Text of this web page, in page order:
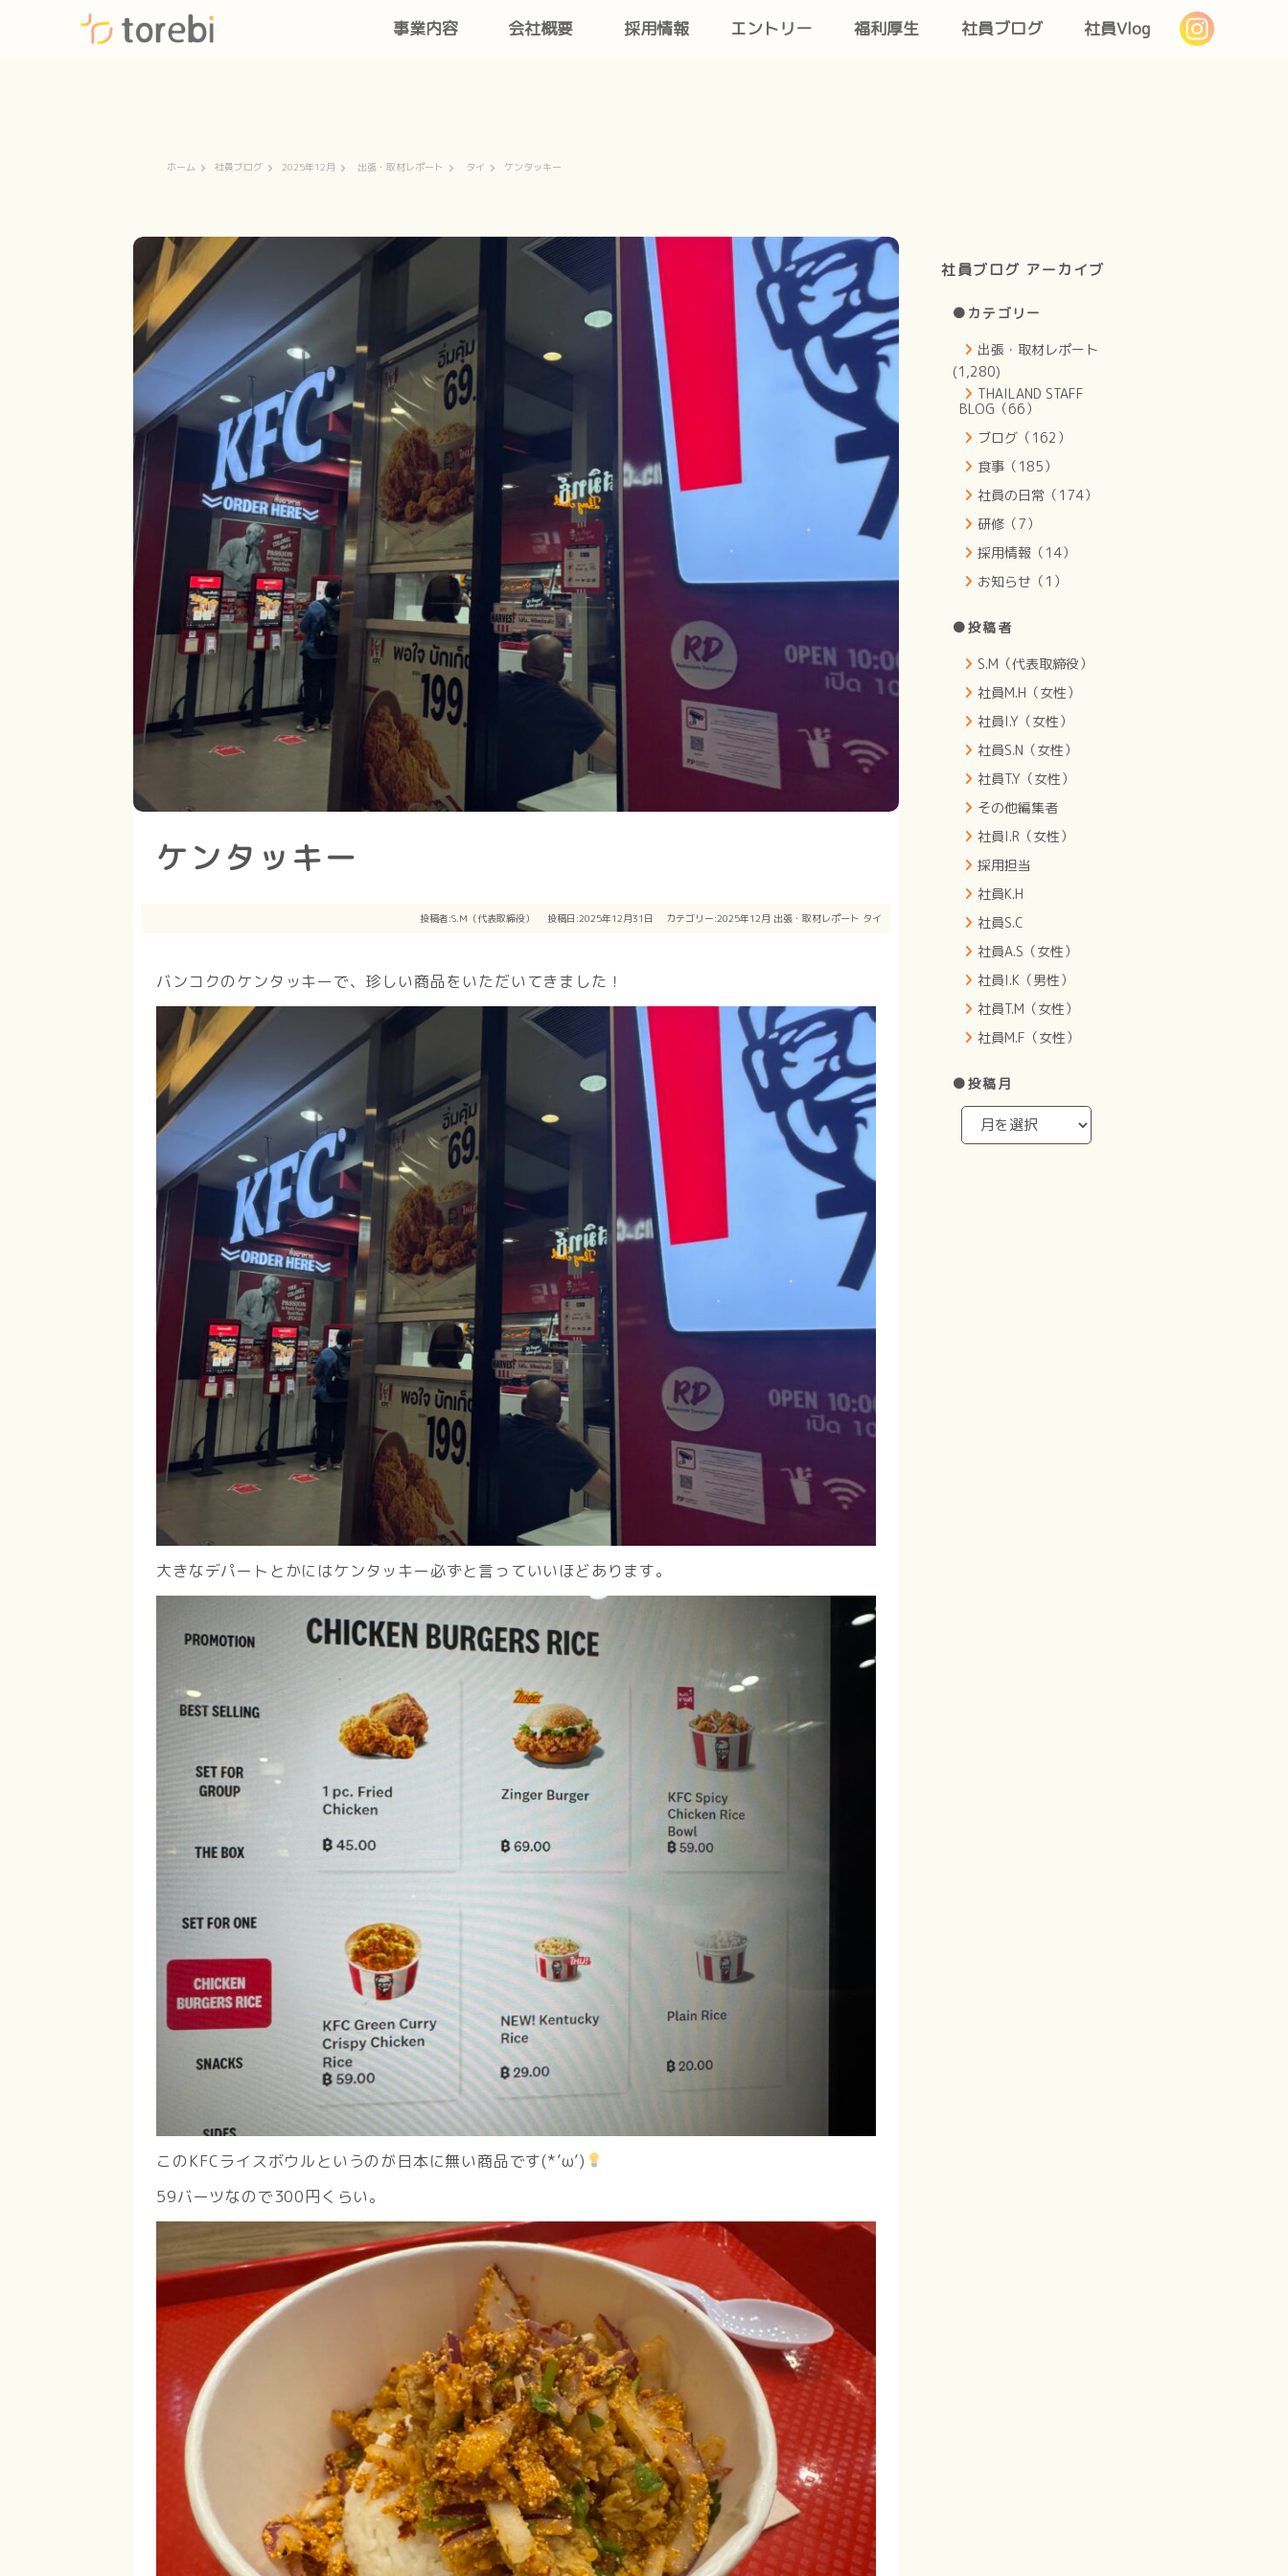
事業内容 会社概要 採用情報 エントリー 福利厚生 社員ブログ 社員Vlog
ホーム 社員ブログ 2025年12月 出張・取材レポート タイ ケンタッキー
ケンタッキー
投稿者:S.M（代表取締役） 投稿日:2025年12月31日 カテゴリー:2025年12月 出張・取材レポート タイ
バンコクのケンタッキーで、珍しい商品をいただいてきました！
大きなデパートとかにはケンタッキー必ずと言っていいほどあります。
このKFCライスボウルというのが日本に無い商品です(*’ω’)
59バーツなので300円くらい。
社員ブログ アーカイブ
●カテゴリー
出張・取材レポート
(1,280)
THAILAND STAFF
BLOG（66）
ブログ（162）
食事（185）
社員の日常（174）
研修（7）
採用情報（14）
お知らせ（1）
●投稿者
S.M（代表取締役）
社員M.H（女性）
社員I.Y（女性）
社員S.N（女性）
社員T.Y（女性）
その他編集者
社員I.R（女性）
採用担当
社員K.H
社員S.C
社員A.S（女性）
社員I.K（男性）
社員T.M（女性）
社員M.F（女性）
●投稿月